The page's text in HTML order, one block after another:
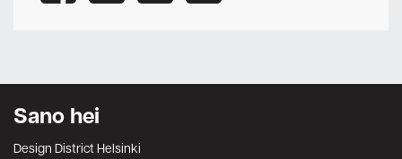
Sano hei
Design District Helsinki